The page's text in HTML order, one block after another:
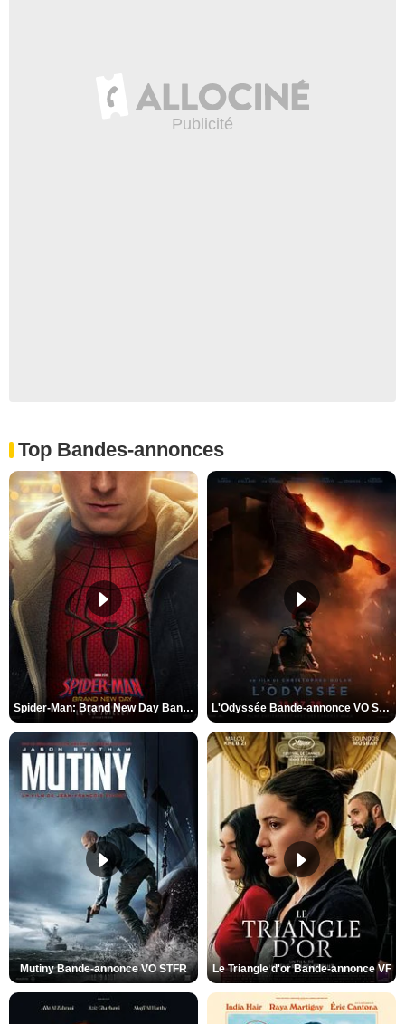
Top Bandes-annonces
Spider-Man: Brand New Day Bande-annonce VO STFR L'Odyssée Bande-annonce VO STFR
Mutiny Bande-annonce VO STFR Le Triangle d'or Bande-annonce VF